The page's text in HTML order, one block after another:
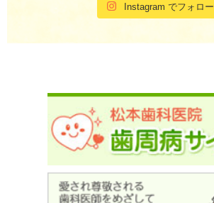
Instagram でフォロー